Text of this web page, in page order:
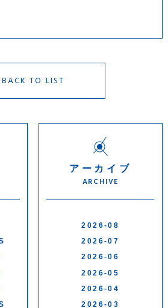
BACK TO LIST
アーカイブ
ARCHIVE
2026-08
2026-07
2026-06
2026-05
2026-04
2026-03